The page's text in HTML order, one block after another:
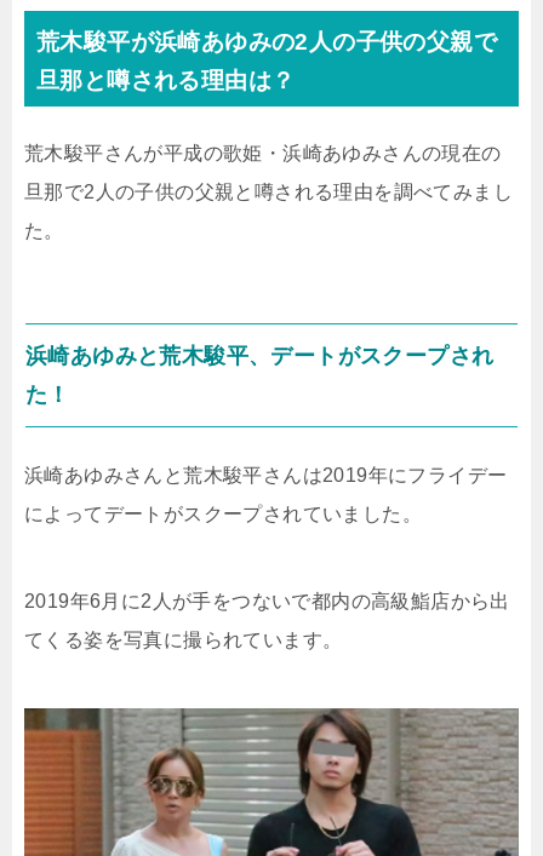
荒木駿平が浜崎あゆみの2人の子供の父親で
旦那と噂される理由は？
荒木駿平さんが平成の歌姫・浜崎あゆみさんの現在の
旦那で2人の子供の父親と噂される理由を調べてみまし
た。
浜崎あゆみと荒木駿平、デートがスクープされ
た！
浜崎あゆみさんと荒木駿平さんは2019年にフライデー
によってデートがスクープされていました。
2019年6月に2人が手をつないで都内の高級鮨店から出
てくる姿を写真に撮られています。